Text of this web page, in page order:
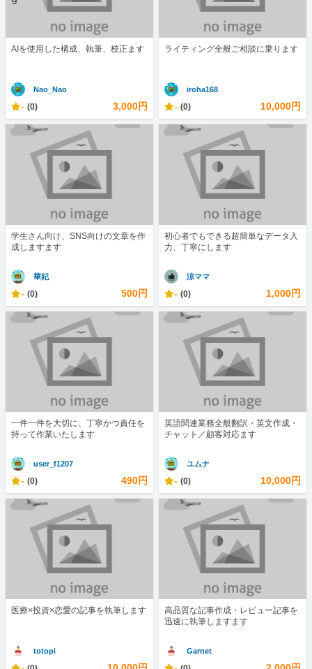
AIを使用した構成、執筆、校正ます
Nao_Nao
- (0) 3,000円
ライティング全般ご相談に乗ります
iroha168
- (0) 10,000円
学生さん向け、SNS向けの文章を作
成しますます
華妃
- (0) 500円
初心者でもできる超簡単なデータ入
力、丁寧にします
涼ママ
- (0) 1,000円
一件一件を大切に、丁寧かつ責任を
持って作業いたします
user_f1207
- (0) 490円
英語関連業務全般翻訳・英文作成・
チャット／顧客対応ます
ユムナ
- (0) 10,000円
医療×投資×恋愛の記事を執筆します
totopi
高品質な記事作成・レビュー記事を
迅速に執筆しますます
Garnet